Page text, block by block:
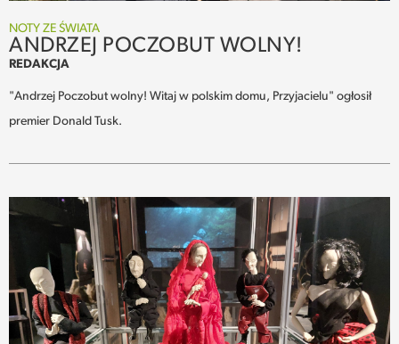
NOTY ZE ŚWIATA
ANDRZEJ POCZOBUT WOLNY!
REDAKCJA
"Andrzej Poczobut wolny! Witaj w polskim domu, Przyjacielu" ogłosił
premier Donald Tusk.